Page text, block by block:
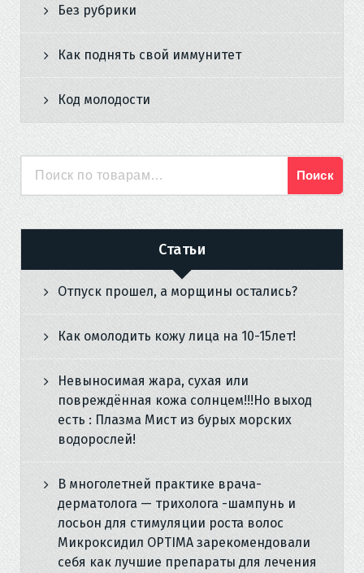
Без рубрики
Как поднять свой иммунитет
Код молодости
Поиск
Статьи
Отпуск прошел, а морщины остались?
Как омолодить кожу лица на 10-15лет!
Невыносимая жара, сухая или
повреждённая кожа солнцем!!!Но выход
есть : Плазма Мист из бурых морских
водорослей!
В многолетней практике врача-
дерматолога — трихолога -шампунь и
лосьон для стимуляции роста волос
Микроксидил OPTIMA зарекомендовали
себя как лучшие препараты для лечения